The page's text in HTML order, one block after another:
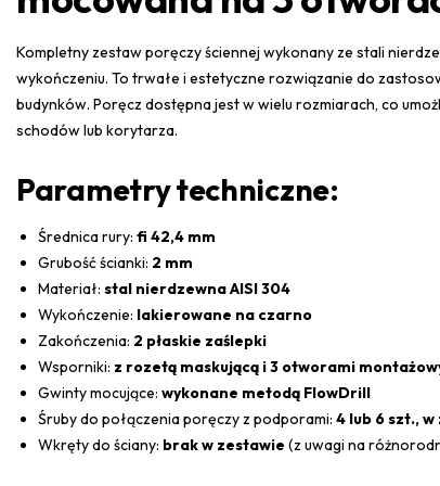
Kompletny zestaw poręczy ściennej wykonany ze stali
wykończeniu. To trwałe i estetyczne rozwiązanie do
budynków. Poręcz dostępna jest w wielu rozmiarach, co
schodów lub korytarza.
Parametry techniczne:
Średnica rury: fi 42,4 mm
Grubość ścianki: 2 mm
Materiał: stal nierdzewna AISI 304
Wykończenie: lakierowane na czarno
Zakończenia: 2 płaskie zaślepki
Wsporniki: z rozetą maskującą i 3 otworami
Gwinty mocujące: wykonane metodą FlowDrill
Śruby do połączenia poręczy z podporami: 4 lub 6 szt., w
Wkręty do ściany: brak w zestawie (z uwagi na